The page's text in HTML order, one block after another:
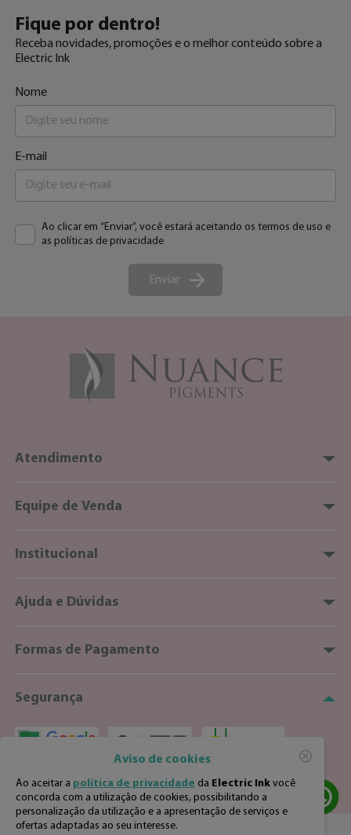
Aviso de cookies
Ao aceitar a política de privacidade da Electric Ink você
concorda com a utilização de cookies, possibilitando a
personalização da utilização e a apresentação de serviços e
ofertas adaptadas ao seu interesse.
Fique por dentro!
Receba novidades, promoções e o melhor conteúdo sobre a
Electric Ink
Nome
E-mail
Enviar
Ao clicar em “Enviar”, você estará aceitando os termos de uso e
as políticas de privacidade
Atendimento
(11) 98363-6744
Equipe de Venda
(34) 99842-3100
Institucional
Nossas Lojas
Ajuda e Dúvidas
Favoritos
Prazo de Entrega
Política de Privacidade
Política de Troca e Devolução
Formas de Pagamento
Segurança
Copyright - ELECTRIC INK - CNPJ: 08.244.232/0001-05 - Todos os direitos